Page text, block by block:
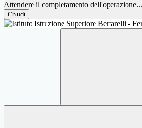
Attendere il completamento dell'operazione...
Chiudi